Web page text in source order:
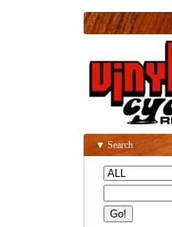
▼ Search